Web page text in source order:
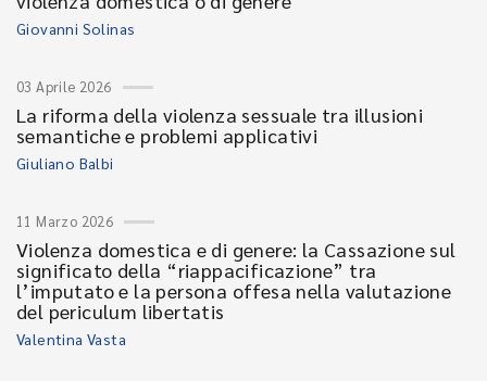
Giovanni Solinas
03 Aprile 2026
La riforma della violenza sessuale tra illusioni
semantiche e problemi applicativi
Giuliano Balbi
11 Marzo 2026
Violenza domestica e di genere: la Cassazione sul
significato della “riappacificazione” tra
l’imputato e la persona offesa nella valutazione
del periculum libertatis
Valentina Vasta